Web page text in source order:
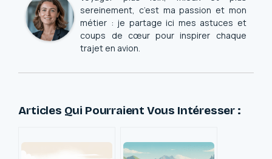
sereinement, c’est ma passion et mon
métier : je partage ici mes astuces et
coups de cœur pour inspirer chaque
trajet en avion.
Articles Qui Pourraient Vous Intéresser :